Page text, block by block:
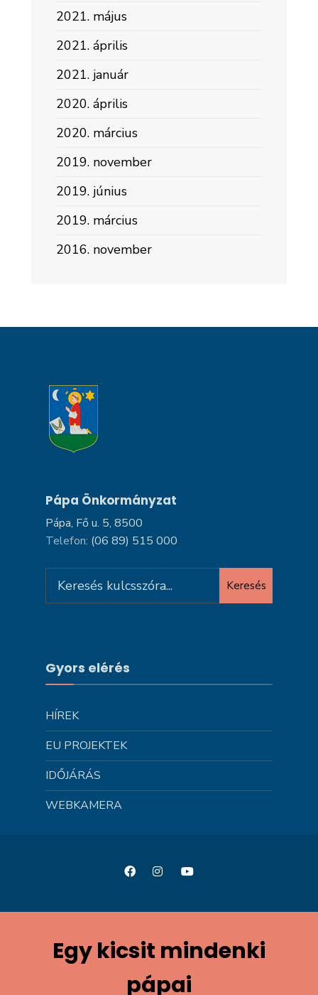
2021. május
2021. április
2021. január
2020. április
2020. március
2019. november
2019. június
2019. március
2016. november
Pápa Önkormányzat
Pápa, Fő u. 5, 8500
Telefon: (06 89) 515 000
for:
Keresés
Gyors elérés
HÍREK
EU PROJEKTEK
IDŐJÁRÁS
WEBKAMERA
Egy kicsit mindenki
pápai